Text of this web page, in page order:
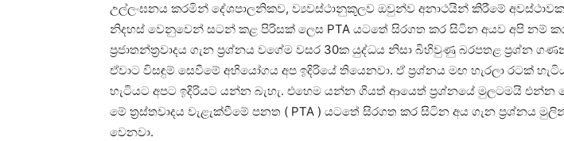
උල්ලංඝනය කරමින් දේශපාලනිකව, ව්‍යවස්ථානුකූලව ඔවුන්ව අනාථයින් කිරීමේ
නිදහස් වෙනුවෙන් සටන් කළ පිරිසක් ලෙස PTA යටතේ සිරගත කර සිටින අයව අපි නම්
ප්‍රජාතන්ත්‍රවාදය ගැන ප්‍රශ්නය වගේම වසර 30ක යුද්ධය නිසා බිහිවුණු බරපතළ ප්‍රශ්න
ඒවාට විසඳුම් සෙවීමේ අභියෝගය අප ඉදිරියේ තියෙනවා. ඒ ප්‍රශ්නය මඟ හැරලා රටක්
හැටියට අපට ඉදිරියට යන්න බැහැ. එහෙම යන්න ගියත් ආයෙත් ප්‍රශ්නයේ මුලටමයි එන්න
මේ ත්‍රස්තවාදය වැළැක්වීමේ පනත ( PTA ) යටතේ සිරගත කර සිටින අය ගැන ප්‍රශ්නය
වෙනවා.